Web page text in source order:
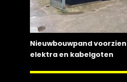
Nieuwbouwpand
elektra en kabelgoten